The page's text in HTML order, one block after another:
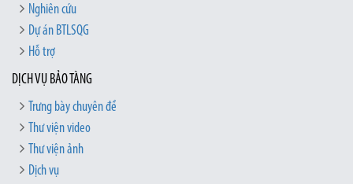
Nghiên cứu
Dự án BTLSQG
Hỗ trợ
DỊCH VỤ BẢO TÀNG
Trưng bày chuyên đề
Thư viện video
Thư viện ảnh
Dịch vụ